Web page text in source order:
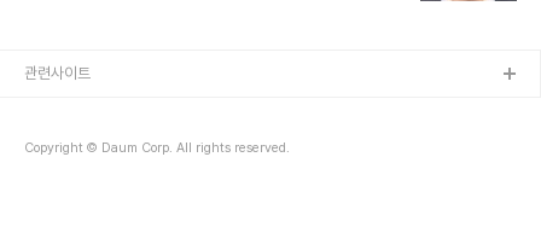
사람들에게 119에 신고할 것을 외치며 신속하게 심폐소생술을 실시했
고 있는 상태다. 이같은 사실은 A씨가 후송된 ..
Copyright © Daum Corp. All rights reserved.
관련사이트